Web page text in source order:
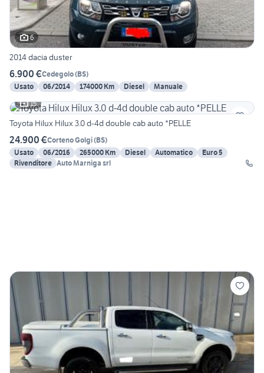
6
2014 dacia duster
6.900 €Cedegolo(BS)
Usato
06/2014 174000 Km Diesel
Manuale
15
Toyota Hilux Hilux 3.0 d-4d double cab auto *PELLE
24.900 €Corteno Golgi(BS)
Usato
06/2016 265000 Km Diesel Automatico
Euro 5
Rivenditore Auto Marniga srl